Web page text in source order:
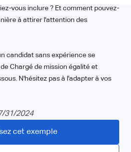
vous inclure ? Et comment pouvez-
à attirer l'attention des
candidat sans expérience se
Chargé de mission égalité et
N'hésitez pas à l'adapter à vos
31/2024
cet exemple